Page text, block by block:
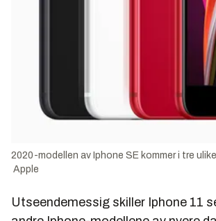
2020-modellen av Iphone SE kommer i tre
Apple
Utseendemessig skiller Iphone 11